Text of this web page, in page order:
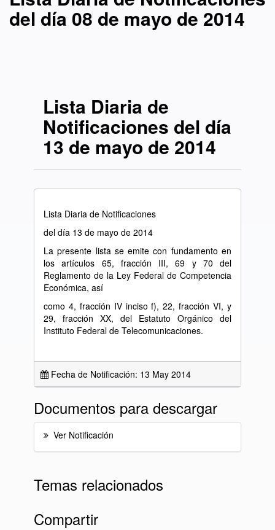
del día 08 de mayo de 2014
Lista Diaria de
Notificaciones del día
13 de mayo de 2014
Lista Diaria de Notificaciones
del día 13 de mayo de 2014
La presente lista se emite con fundamento en
los artículos 65, fracción III, 69 y 70 del
Reglamento de la Ley Federal de Competencia
Económica, así
como 4, fracción IV inciso f), 22, fracción VI, y
29, fracción XX, del Estatuto Orgánico del
Instituto Federal de Telecomunicaciones.
Fecha de Notificación: 13 May 2014
Documentos para descargar
Ver Notificación
Temas relacionados
Compartir